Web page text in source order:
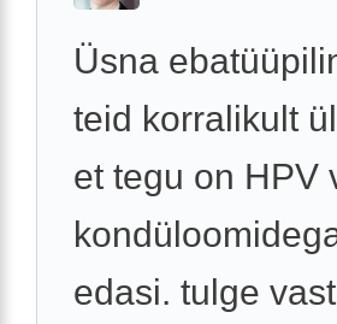
Üsna
teid korralikult
et tegu on HPV
edasi. tulge